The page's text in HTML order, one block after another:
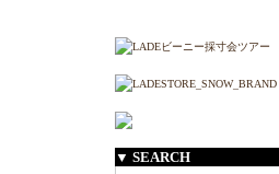
▼ SEARCH